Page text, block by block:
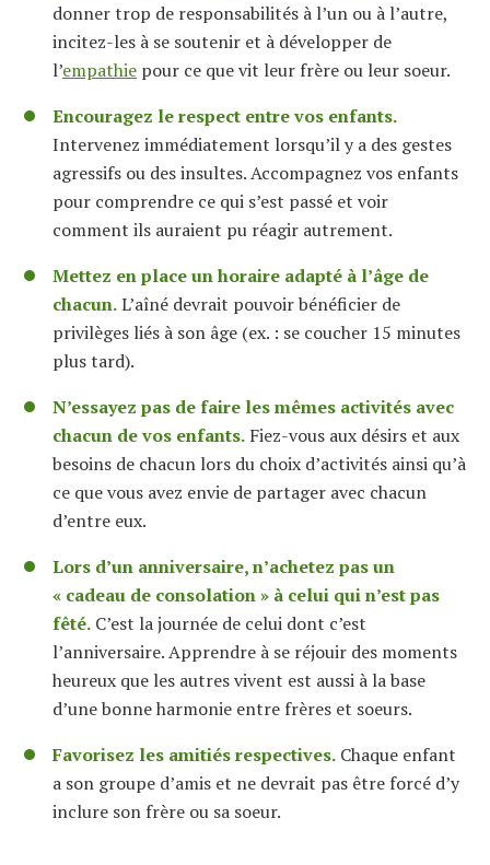
donner trop de responsabilités à l’un ou à l’autre,
incitez-les à se soutenir et à développer de
l’empathie pour ce que vit leur frère ou leur soeur.
Encouragez le respect entre vos enfants.
Intervenez immédiatement lorsqu’il y a des gestes
agressifs ou des insultes. Accompagnez vos enfants
pour comprendre ce qui s’est passé et voir
comment ils auraient pu réagir autrement.
Mettez en place un horaire adapté à l’âge de
chacun.L’aîné devrait pouvoir bénéficier de
privilèges liés à son âge (ex. : se coucher 15 minutes
plus tard).
N’essayez pas de faire les mêmes activités avec
chacun de vos enfants. Fiez-vous aux désirs et aux
besoins de chacun lors du choix d’activités ainsi qu’à
ce que vous avez envie de partager avec chacun
d’entre eux.
Lors d’un anniversaire, n’achetez pas un
« cadeau de consolation » à celui qui n’est pas
fêté. C’est la journée de celui dont c’est
l’anniversaire. Apprendre à se réjouir des moments
heureux que les autres vivent est aussi à la base
d’une bonne harmonie entre frères et soeurs.
Favorisez les amitiés respectives. Chaque enfant
a son groupe d’amis et ne devrait pas être forcé d’y
inclure son frère ou sa soeur.